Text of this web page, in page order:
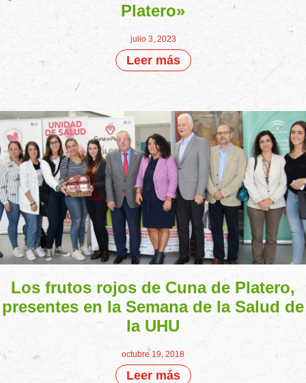
Platero»
julio 3, 2023
Leer más
Los frutos rojos de Cuna de Platero,
presentes en la Semana de la Salud de
la UHU
octubre 19, 2018
Leer más